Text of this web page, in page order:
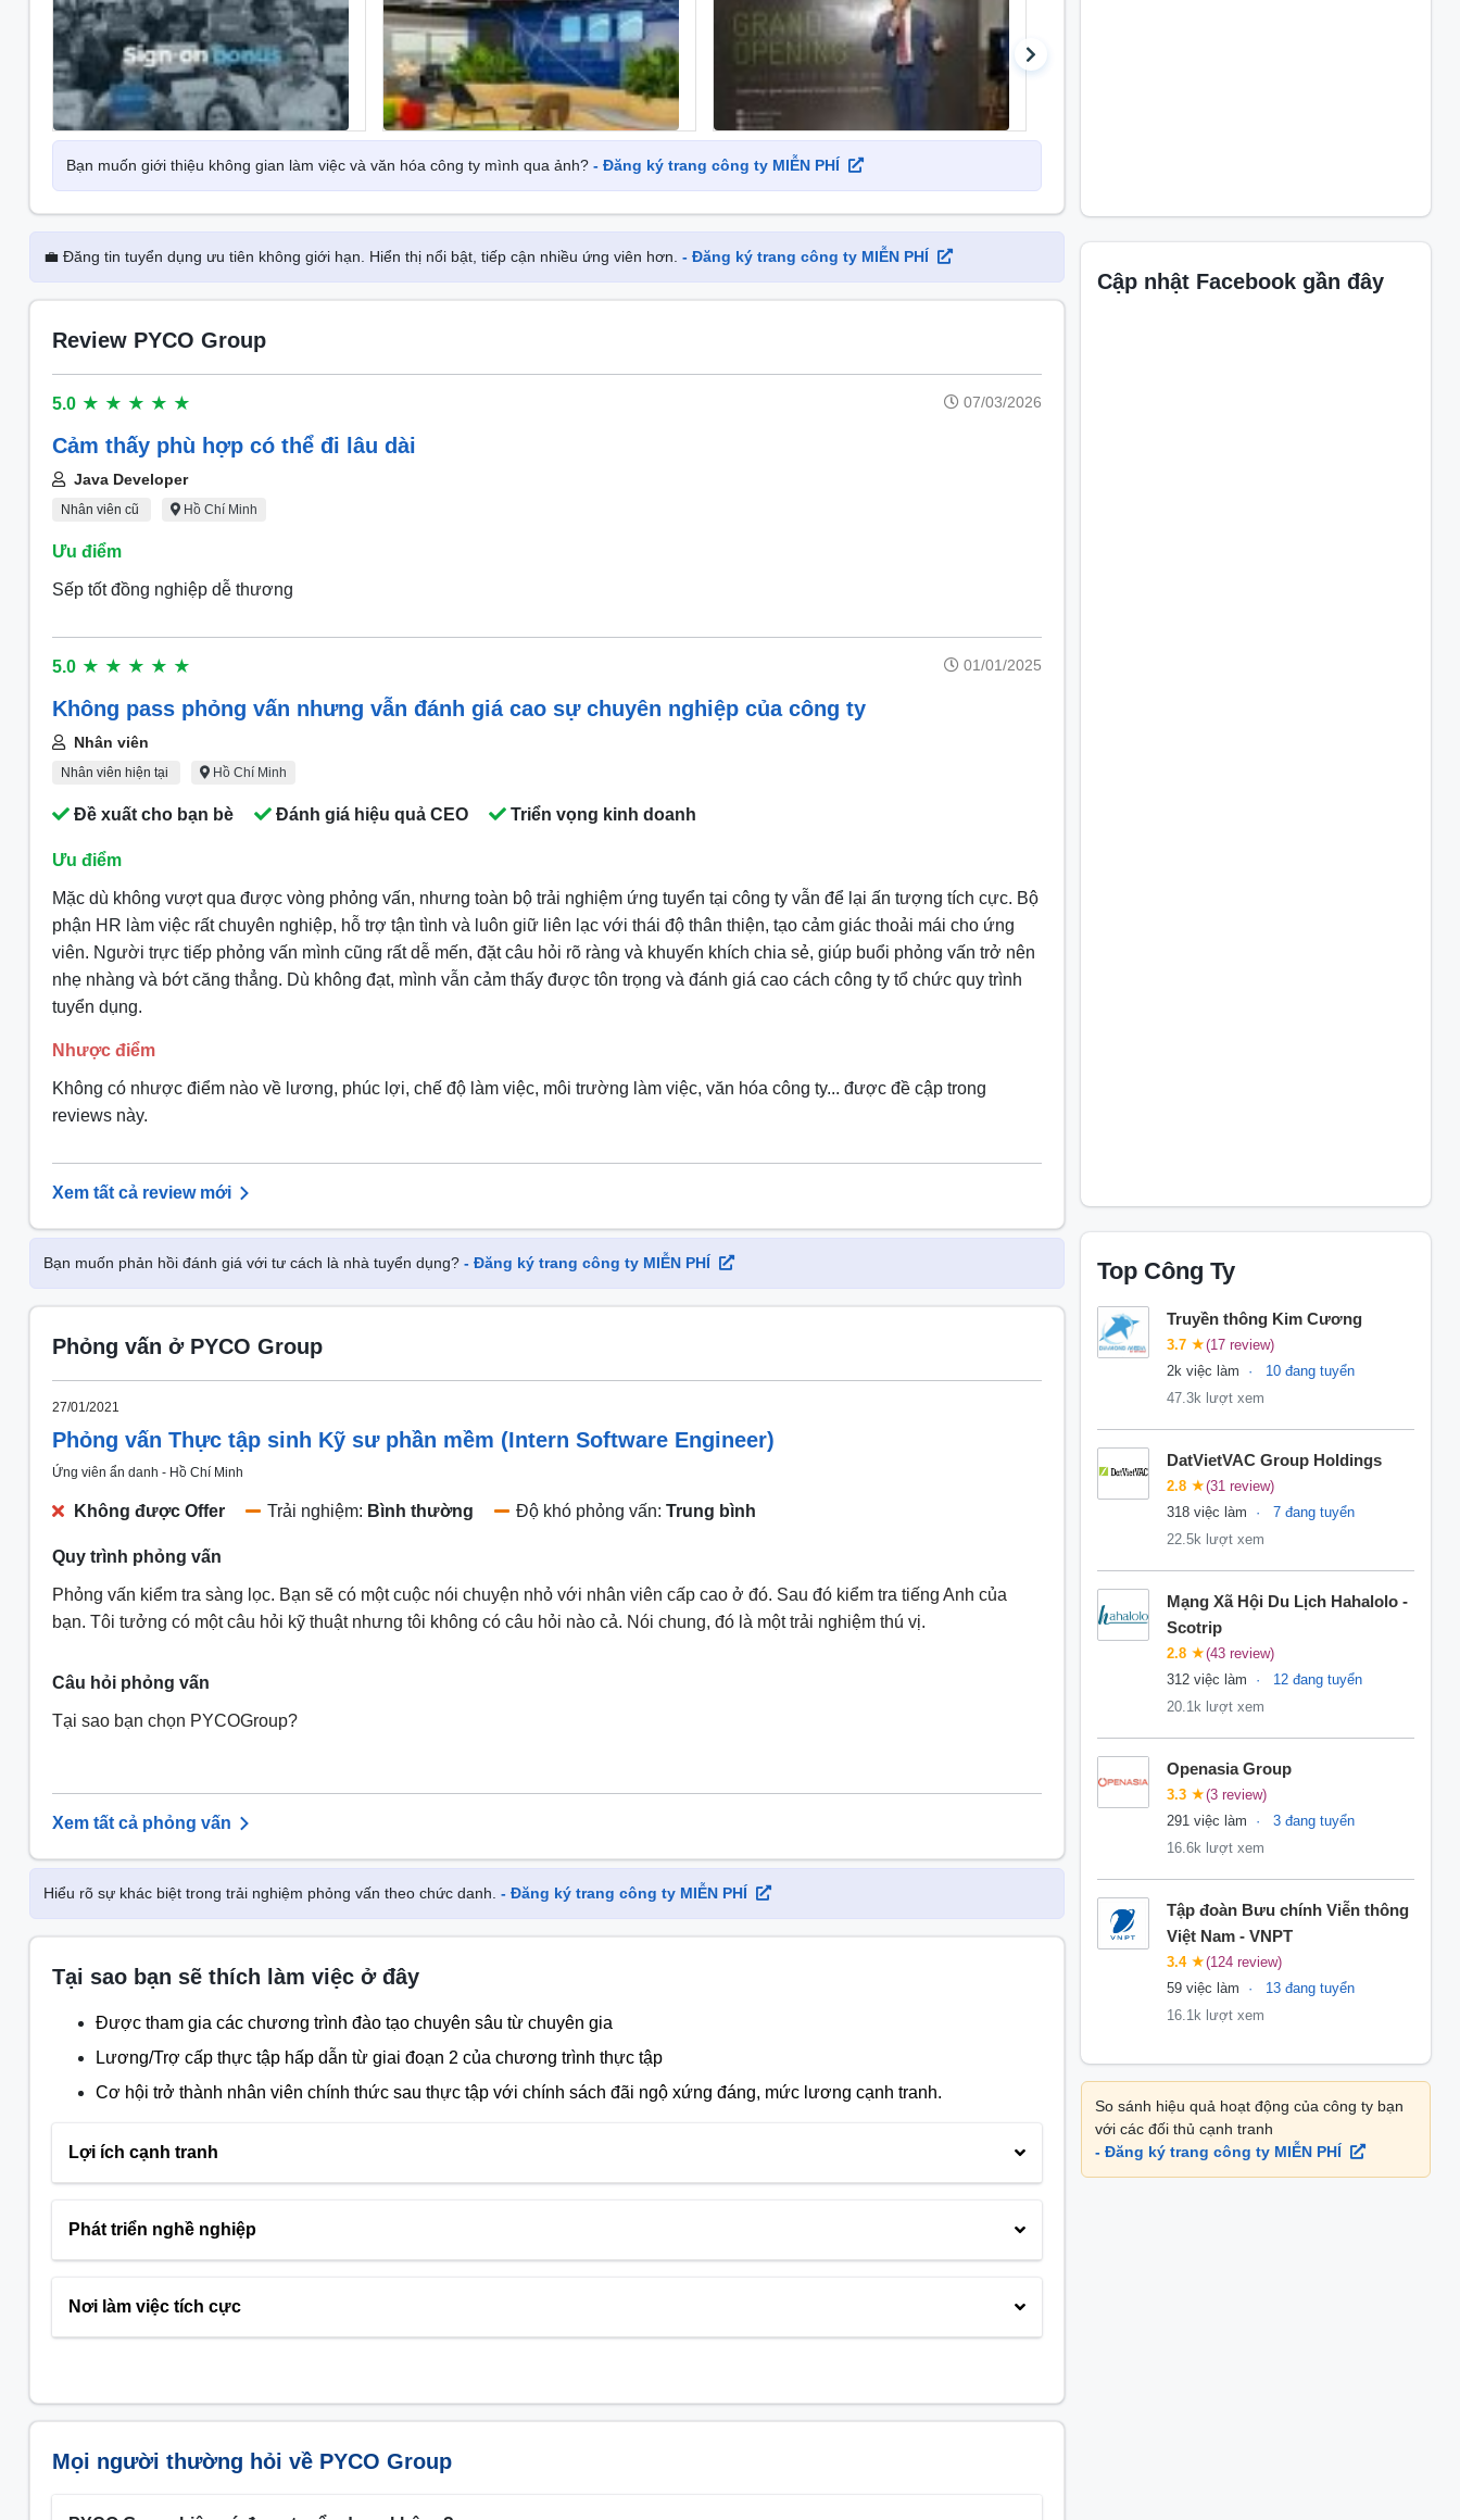
Lịch sử thành lập
2014: Hợp tác với Apecto
2000: Ra mắt Công ty tư vấn Pyramid Việt Nam
1999: Thành lập tại Bỉ
Mission
PYCO Group đã mở rộng dịch vụ ban đầu là phát triển web và mobile cho các công ty tiếp thị và quảng cáo trên khắp thế giới
sang những dịch vụ phát triển phần mềm và tư vấn công nghệ tiên tiến.
Bạn muốn giới thiệu không gian làm việc và văn hóa công ty mình qua ảnh? - Đăng ký trang công ty MIỄN PHÍ
💼 Đăng tin tuyển dụng ưu tiên không giới hạn. Hiển thị nổi bật, tiếp cận nhiều ứng viên hơn. - Đăng ký trang công ty MIỄN PHÍ
Review PYCO Group
5.0 ★ ★ ★ ★ ★ 07/03/2026
Cảm thấy phù hợp có thể đi lâu dài
Java Developer
Nhân viên cũ Hồ Chí Minh
Ưu điểm
Sếp tốt đồng nghiệp dễ thương
5.0 ★ ★ ★ ★ ★ 01/01/2025
Không pass phỏng vấn nhưng vẫn đánh giá cao sự chuyên nghiệp của công ty
Nhân viên
Nhân viên hiện tại Hồ Chí Minh
Đề xuất cho bạn bè Đánh giá hiệu quả CEO Triển vọng kinh doanh
Ưu điểm
Mặc dù không vượt qua được vòng phỏng vấn, nhưng toàn bộ trải nghiệm ứng tuyển tại công ty vẫn để lại ấn tượng tích cực. Bộ
phận HR làm việc rất chuyên nghiệp, hỗ trợ tận tình và luôn giữ liên lạc với thái độ thân thiện, tạo cảm giác thoải mái cho ứng
viên. Người trực tiếp phỏng vấn mình cũng rất dễ mến, đặt câu hỏi rõ ràng và khuyến khích chia sẻ, giúp buổi phỏng vấn trở nên
nhẹ nhàng và bớt căng thẳng. Dù không đạt, mình vẫn cảm thấy được tôn trọng và đánh giá cao cách công ty tổ chức quy trình
tuyển dụng.
Nhược điểm
Không có nhược điểm nào về lương, phúc lợi, chế độ làm việc, môi trường làm việc, văn hóa công ty... được đề cập trong
reviews này.
Xem tất cả review mới
Bạn muốn phản hồi đánh giá với tư cách là nhà tuyển dụng? - Đăng ký trang công ty MIỄN PHÍ
Phỏng vấn ở PYCO Group
27/01/2021
Phỏng vấn Thực tập sinh Kỹ sư phần mềm (Intern Software Engineer)
Ứng viên ẩn danh - Hồ Chí Minh
Không được Offer Trải nghiệm: Bình thường Độ khó phỏng vấn: Trung bình
Quy trình phỏng vấn
Phỏng vấn kiểm tra sàng lọc. Bạn sẽ có một cuộc nói chuyện nhỏ với nhân viên cấp cao ở đó. Sau đó kiểm tra tiếng Anh của
bạn. Tôi tưởng có một câu hỏi kỹ thuật nhưng tôi không có câu hỏi nào cả. Nói chung, đó là một trải nghiệm thú vị.
Câu hỏi phỏng vấn
Tại sao bạn chọn PYCOGroup?
Xem tất cả phỏng vấn
Hiểu rõ sự khác biệt trong trải nghiệm phỏng vấn theo chức danh. - Đăng ký trang công ty MIỄN PHÍ
Tại sao bạn sẽ thích làm việc ở đây
Được tham gia các chương trình đào tạo chuyên sâu từ chuyên gia
Lương/Trợ cấp thực tập hấp dẫn từ giai đoạn 2 của chương trình thực tập
Cơ hội trở thành nhân viên chính thức sau thực tập với chính sách đãi ngộ xứng đáng, mức lương cạnh tranh.
Lợi ích cạnh tranh
Phát triển nghề nghiệp
Nơi làm việc tích cực
Mọi người thường hỏi về PYCO Group
Cập nhật Facebook gần đây
Top Công Ty
Truyền thông Kim Cương
3.7 ★(17 review)
2k việc làm
10 đang tuyển
47.3k lượt xem
DatVietVAC Group Holdings
2.8 ★(31 review)
318 việc làm
7 đang tuyển
22.5k lượt xem
Mạng Xã Hội Du Lịch Hahalolo -
Scotrip
2.8 ★(43 review)
312 việc làm
12 đang tuyển
20.1k lượt xem
Openasia Group
3.3 ★(3 review)
291 việc làm
3 đang tuyển
16.6k lượt xem
Tập đoàn Bưu chính Viễn thông
Việt Nam - VNPT
3.4 ★(124 review)
59 việc làm
13 đang tuyển
16.1k lượt xem
So sánh hiệu quả hoạt động của công ty bạn
với các đối thủ cạnh tranh
- Đăng ký trang công ty MIỄN PHÍ